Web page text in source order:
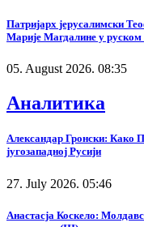
Патријарх јерусалимски
Марије Магдалине у руском
05. August 2026. 08:35
Аналитика
Александар Гронски: Како
југозападној Русији
27. July 2026. 05:46
Анастасја Коскело: